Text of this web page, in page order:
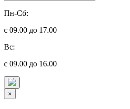
Пн-Сб:
с 09.00 до 17.00
Вс:
с 09.00 до 16.00
×